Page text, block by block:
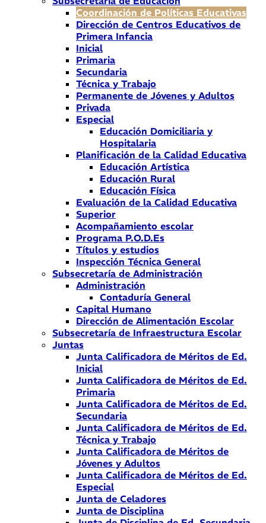
Coordinación de Políticas Educativas
Dirección de Centros Educativos de
Primera Infancia
Inicial
Primaria
Secundaria
Técnica y Trabajo
Permanente de Jóvenes y Adultos
Privada
Especial
Educación Domiciliaria y
Hospitalaria
Planificación de la Calidad Educativa
Educación Artística
Educación Rural
Educación Física
Evaluación de la Calidad Educativa
Superior
Acompañamiento escolar
Programa P.O.D.Es
Títulos y estudios
Inspección Técnica General
Subsecretaría de Administración
Administración
Contaduría General
Capital Humano
Dirección de Alimentación Escolar
Subsecretaría de Infraestructura Escolar
Juntas
Junta Calificadora de Méritos de Ed.
Inicial
Junta Calificadora de Méritos de Ed.
Primaria
Junta Calificadora de Méritos de Ed.
Secundaria
Junta Calificadora de Méritos de Ed.
Técnica y Trabajo
Junta Calificadora de Méritos de
Jóvenes y Adultos
Junta Calificadora de Méritos de Ed.
Especial
Junta de Celadores
Junta de Disciplina